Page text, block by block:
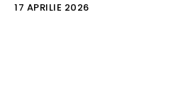
17 APRILIE 2026